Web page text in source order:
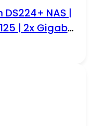
NAS |
| 2x Gigabit